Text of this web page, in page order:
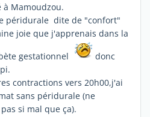
à Mamoudzou.
péridurale dite de "confort"
joie que j'apprenais dans la
gestationnel
donc
contractions vers 20h00,j'ai
sans péridurale (ne
si mal que ça).